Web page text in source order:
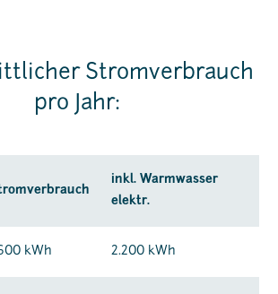
Stromverbrauch
pro Jahr:
inkl. Warmwasser
elektr.
kWh 2.200 kWh